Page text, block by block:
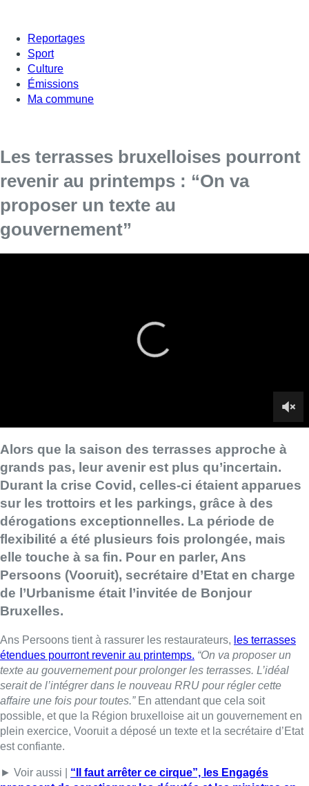
Reportages
Sport
Culture
Émissions
Ma commune
Les terrasses bruxelloises pourront
revenir au printemps : “On va
proposer un texte au
gouvernement”
dérogations exceptionnelles. La période de
flexibilité a été plusieurs fois prolongée, mais
Persoons (Vooruit), secrétaire d’Etat en charge
Bruxelles.
Ans Persoons tient à rassurer les restaurateurs,les terrasses
étendues pourront revenir au printemps. “On va proposer un
texte au gouvernement pour prolonger les terrasses. L’idéal
serait de l’intégrer dans le nouveau RRU pour régler cette
affaire une fois pour toutes.”
En attendant que cela soit
possible, et que la Région bruxelloise ait un gouvernement en
plein exercice, Vooruit a déposé un texte et la secrétaire d’Etat
est confiante.
► Voir aussi |
“Il faut arrêter ce cirque”, les Engagés
proposent de sanctionner les députés et les ministres en
cas de blocage politique
Ce “gouvernement d’urgence” pourrait s’occuper de maintenir
le budget à l’équilibre pour Ans Persoons. Si l’Open Vld
s’oppose à cette idée, la secrétaire d’Etat la défend. “Il faut le
constituer le plus ouvertement possible, avec tous les partis de
bons sens qui collaborent et travaillent ensemble”.
Une sculpture fait débat
mais déplacée. La raison? La place va être entièrement